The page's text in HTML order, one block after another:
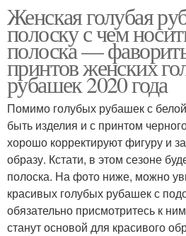
Полоска с чем
Женская голубая
полоску с чем
полоска —
принтов женских
рубашек 2020 года
Помимо голубых рубашек с
быть изделия и с принтом
хорошо корректируют фигуру и
образу. Кстати, в этом сезоне
полоска. На фото ниже, можно
красивых голубых рубашек с
обязательно присмотритесь к
станут основой для красивого